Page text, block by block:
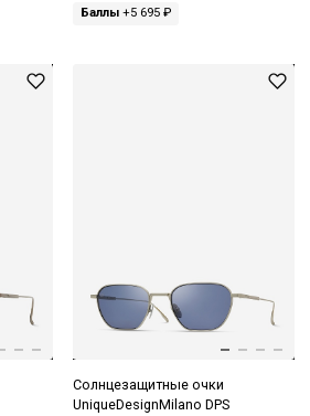
Баллы+5 695 ₽
Солнцезащитные очки
UniqueDesignMilano DPS